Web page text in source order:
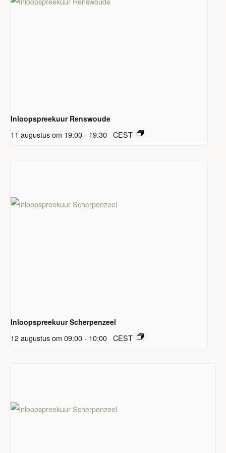
Inloopspreekuur Renswoude
11 augustus om 19:00- 19:30 CEST
Inloopspreekuur Scherpenzeel
12 augustus om 09:00- 10:00 CEST